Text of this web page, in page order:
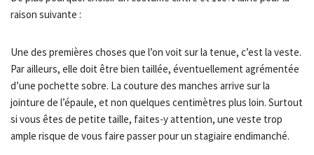
raison suivante :
Une des premières choses que l’on voit sur la tenue, c’est la veste.
Par ailleurs, elle doit être bien taillée, éventuellement agrémentée
d’une pochette sobre. La couture des manches arrive sur la
jointure de l’épaule, et non quelques centimètres plus loin. Surtout
si vous êtes de petite taille, faites-y attention, une veste trop
ample risque de vous faire passer pour un stagiaire endimanché.